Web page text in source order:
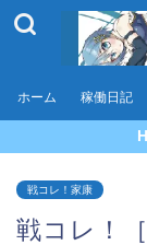
ホーム 稼働日記
戦コレ！家康
戦コレ！